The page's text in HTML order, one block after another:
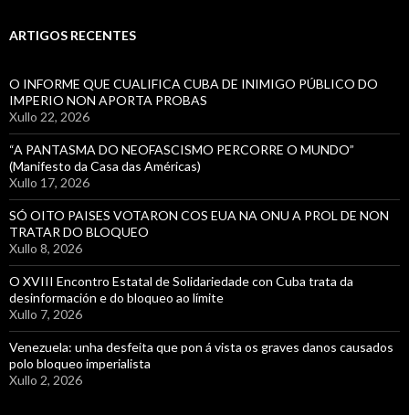
ARTIGOS RECENTES
O INFORME QUE CUALIFICA CUBA DE INIMIGO PÚBLICO DO
IMPERIO NON APORTA PROBAS
Xullo 22, 2026
“A PANTASMA DO NEOFASCISMO PERCORRE O MUNDO”
(Manifesto da Casa das Américas)
Xullo 17, 2026
SÓ OITO PAISES VOTARON COS EUA NA ONU A PROL DE NON
TRATAR DO BLOQUEO
Xullo 8, 2026
O XVIII Encontro Estatal de Solidariedade con Cuba trata da
desinformación e do bloqueo ao límite
Xullo 7, 2026
Venezuela: unha desfeita que pon á vista os graves danos causados
polo bloqueo imperialista
Xullo 2, 2026